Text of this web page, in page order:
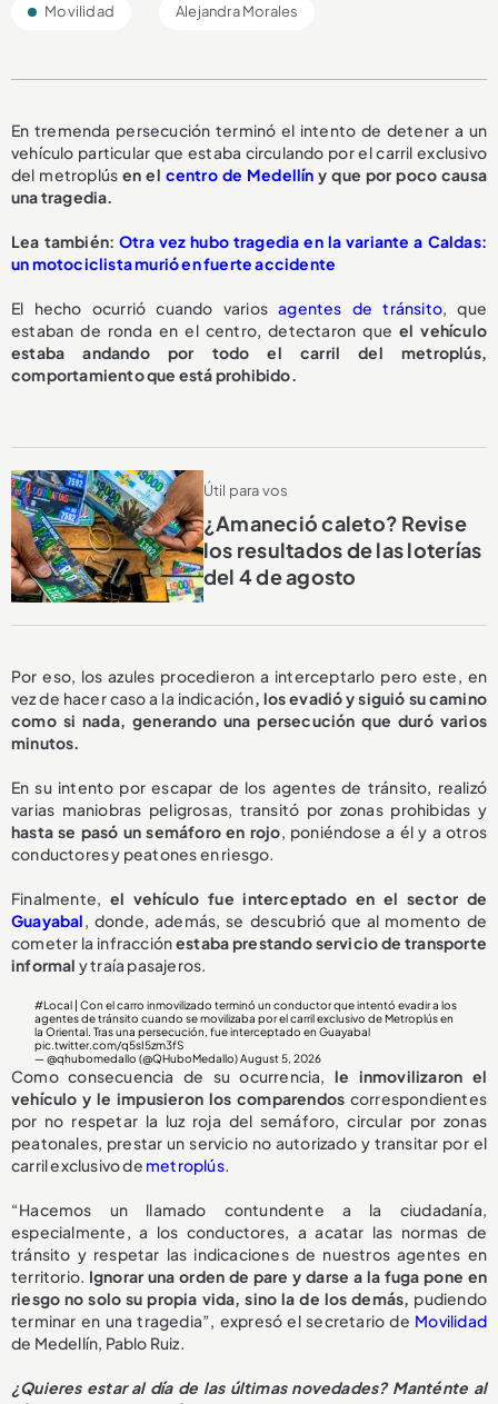
Movilidad Alejandra Morales
En tremenda persecución terminó el intento de detener a un
vehículo particular que estaba circulando por el carril exclusivo
del metroplúsen el centro de Medellín y que por poco causa
una tragedia.
Lea también: Otra vez hubo tragedia en la variante a Caldas:
un motociclista murió en fuerte accidente
El hecho ocurrió cuando variosagentes de tránsito, que
estaban de ronda en el centro, detectaron que el vehículo
estaba andando por todo el carril del metroplús,
comportamiento que está prohibido.
Útil para vos
¿Amaneció caleto? Revise
los resultados de las loterías
del 4 de agosto
Por eso, los azules procedieron a interceptarlo pero este, en
vez de hacer caso a la indicación, los evadió y siguió su camino
como si nada, generando una persecución que duró varios
minutos.
En su intento por escapar de los agentes de tránsito, realizó
varias maniobras peligrosas, transitó por zonas prohibidas y
hasta se pasó un semáforo en rojo, poniéndose a él y a otros
conductores y peatones en riesgo.
Finalmente, el vehículo fue interceptado en el sector de
Guayabal, donde, además, se descubrió que al momento de
cometer la infracciónestaba prestando servicio de transporte
informal y traía pasajeros.
#Local | Con el carro inmovilizado terminó un conductor que intentó evadir a los
agentes de tránsito cuando se movilizaba por el carril exclusivo de Metroplús en
la Oriental. Tras una persecución, fue interceptado en Guayabal
pic.twitter.com/q5sI5zm3fS
— @qhubomedallo (@QHuboMedallo)August 5, 2026
Como consecuencia de su ocurrencia, le inmovilizaron el
vehículo y le impusieron los comparendos correspondientes
por no respetar la luz roja del semáforo, circular por zonas
peatonales, prestar un servicio no autorizado y transitar por el
carril exclusivo de metroplús.
“Hacemos un llamado contundente a la ciudadanía,
especialmente, a los conductores, a acatar las normas de
tránsito y respetar las indicaciones de nuestros agentes en
territorio. Ignorar una orden de pare y darse a la fuga pone en
riesgo no solo su propia vida, sino la de los demás, pudiendo
terminar en una tragedia”, expresó el secretario de Movilidad
de Medellín, Pablo Ruiz.
¿Quieres estar al día de las últimas novedades? Manténte al